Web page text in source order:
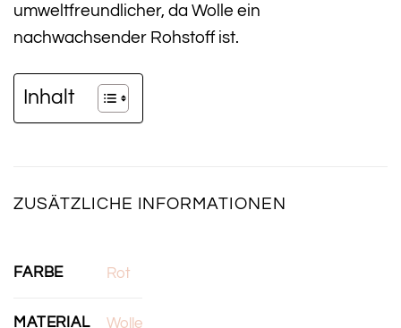
umweltfreundlicher, da Wolle ein
nachwachsender Rohstoff ist.
Inhalt
ZUSÄTZLICHE INFORMATIONEN
FARBE Rot
MATERIAL Wolle